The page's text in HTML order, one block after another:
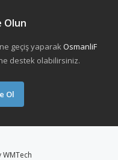
Olun
geçiş yaparakOsmanliF
destek olabilirsiniz.
Ol